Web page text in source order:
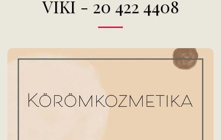
VIKI - 20 422 4408